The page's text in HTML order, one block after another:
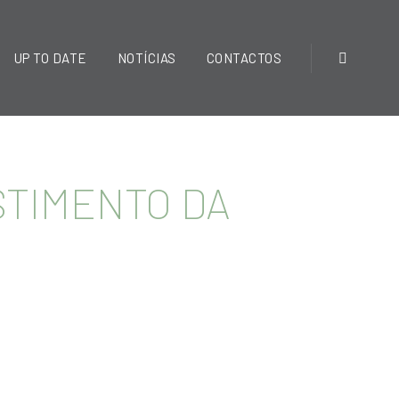
UP TO DATE NOTÍCIAS CONTACTOS
DA